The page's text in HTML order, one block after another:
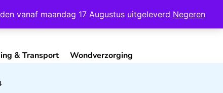
vanaf maandag 17 Augustus uitgeleverd Negeren
Account Contact
& Transport Wondverzorging